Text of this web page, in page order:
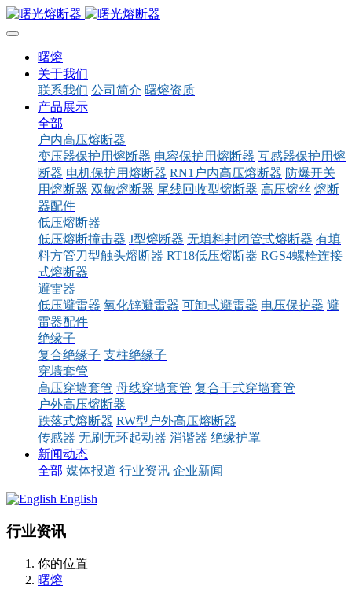
曙熔
关于我们
联系我们 公司简介 曙熔资质
产品展示
全部
户内高压熔断器
变压器保护用熔断器 电容保护用熔断器 互感器保护用熔
断器 电机保护用熔断器 RN1户内高压熔断器 防爆开关
用熔断器 双敏熔断器 尾线回收型熔断器 高压熔丝 熔断
器配件
低压熔断器
低压熔断撞击器 J型熔断器 无填料封闭管式熔断器 有填
料方管刀型触头熔断器 RT18低压熔断器 RGS4螺栓连接
式熔断器
避雷器
低压避雷器 氧化锌避雷器 可卸式避雷器 电压保护器 避
雷器配件
绝缘子
复合绝缘子 支柱绝缘子
穿墙套管
高压穿墙套管 母线穿墙套管 复合干式穿墙套管
户外高压熔断器
跌落式熔断器 RW型户外高压熔断器
传感器 无刷无环起动器 消谐器 绝缘护罩
新闻动态
全部 媒体报道 行业资讯 企业新闻
English
行业资讯
你的位置
曙熔